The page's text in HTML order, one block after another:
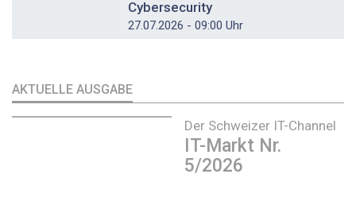
Cybersecurity
27.07.2026 - 09:00 Uhr
AKTUELLE AUSGABE
Der Schweizer IT-Channel
IT-Markt Nr.
5/2026